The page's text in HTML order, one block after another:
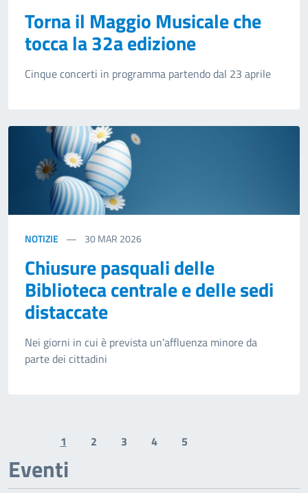
Torna il Maggio Musicale che
tocca la 32a edizione
Cinque concerti in programma partendo dal 23 aprile
NOTIZIE 30MAR 2026
Chiusure pasquali delle
Biblioteca centrale e delle sedi
distaccate
Nei giorni in cui è prevista un'affluenza minore da
parte dei cittadini
Previous page
1 2 3 4 5
Eventi